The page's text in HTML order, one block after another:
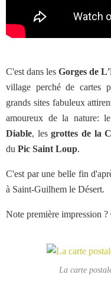
C'est dans lesGorges de
village perché de cartes
grands sites fabuleux
amoureux de la nature: le
Diable, lesgrottes de la
du Pic Saint Loup.
C'est par une belle fin
à Saint-Guilhem le Désert.
Note première impression ?
La carte